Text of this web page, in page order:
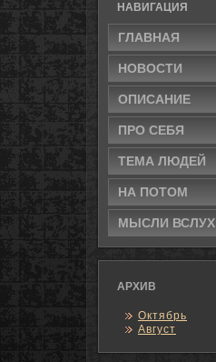
НАВИГАЦИЯ
ГЛАВНАЯ
НОВΟСТИ
ОПИСАНИЕ
ПРΟ СЕБЯ
ТЕМА ЛЮДЕЙ
НА ПОТΟМ
МЫСЛИ ВСЛУХ
АРХИВ
Октябрь
Август